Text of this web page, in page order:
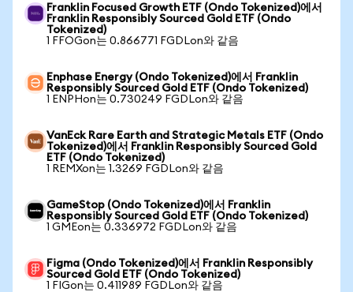
Franklin Focused Growth ETF (Ondo Tokenized)에서
Franklin Responsibly Sourced Gold ETF (Ondo
Tokenized)
1 FFOGon는 0.866771 FGDLon와 같음
Enphase Energy (Ondo Tokenized)에서 Franklin
Responsibly Sourced Gold ETF (Ondo Tokenized)
1 ENPHon는 0.730249 FGDLon와 같음
VanEck Rare Earth and Strategic Metals ETF (Ondo
Tokenized)에서 Franklin Responsibly Sourced Gold
ETF (Ondo Tokenized)
1 REMXon는 1.3269 FGDLon와 같음
GameStop (Ondo Tokenized)에서 Franklin
Responsibly Sourced Gold ETF (Ondo Tokenized)
1 GMEon는 0.336972 FGDLon와 같음
Figma (Ondo Tokenized)에서 Franklin Responsibly
Sourced Gold ETF (Ondo Tokenized)
1 FIGon는 0.411989 FGDLon와 같음